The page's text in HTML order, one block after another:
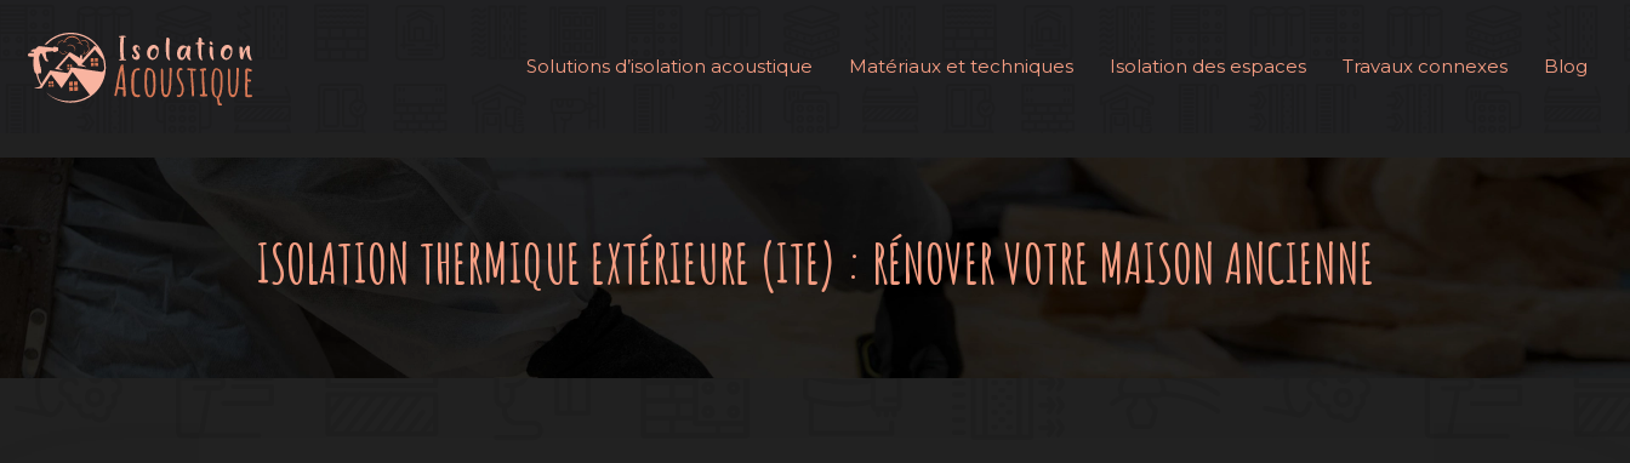
Solutions d’isolation acoustique Matériaux et techniques Isolation des espaces Travaux connexes Blog
ISOLATION THERMIQUE EXTÉRIEURE (ITE) : RÉNOVER VOTRE MAISON ANCIENNE